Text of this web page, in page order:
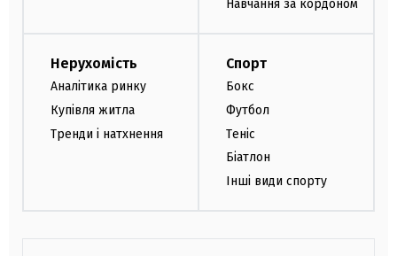
Навчання за кордоном
Нерухомість
Аналітика ринку
Купівля житла
Тренди і натхнення
Спорт
Бокс
Футбол
Теніс
Біатлон
Інші види спорту